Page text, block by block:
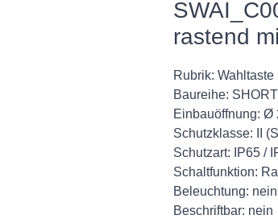
rastend
Rubrik:
Baureihe:
Einbauöffnung: Ø
Schutzklasse: II
Schutzart: IP65 /
Schaltfunktion:
Beleuchtung: nein
Beschriftbar: nein